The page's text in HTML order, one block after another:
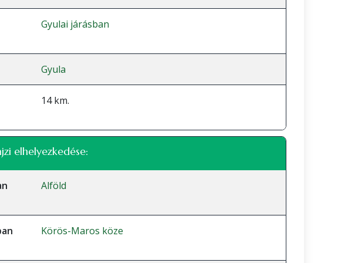
Gyulai járásban
Gyula
14 km.
elhelyezkedése:
Alföld
Körös-Maros köze